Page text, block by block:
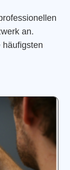
an.
häufigsten